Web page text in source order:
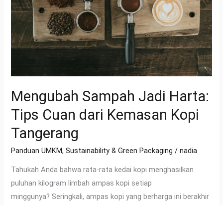
Mengubah Sampah Jadi Harta:
Tips Cuan dari Kemasan Kopi
Tangerang
Panduan UMKM,Sustainability & Green Packaging /nadia
Tahukah Anda bahwa rata-rata kedai kopi menghasilkan
puluhan kilogram limbah ampas kopi setiap
minggunya? Seringkali, ampas kopi yang berharga ini berakhir
Tips
Cuan
Kemasan